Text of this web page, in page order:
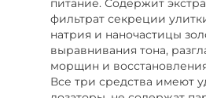
питание. Содержит
фильтрат секреции
натрия и наночастицы
выравнивания тона,
морщин и
Все три средства имеют